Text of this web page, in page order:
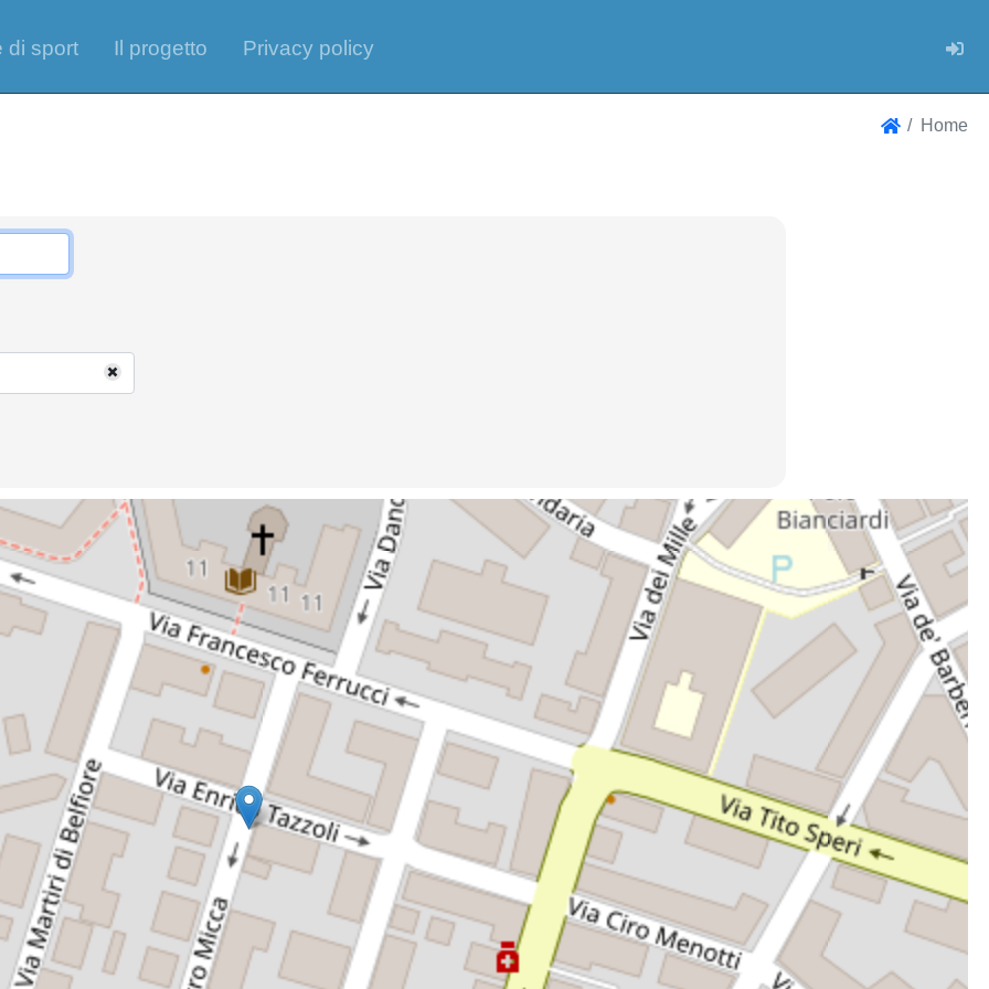
di sport Il progetto Privacy policy
Home